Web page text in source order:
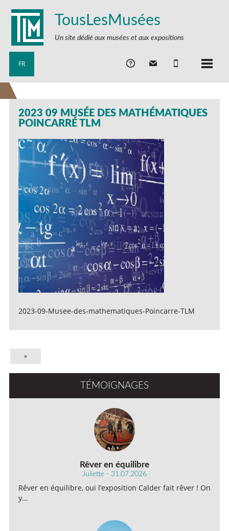
TousLesMusées
Un site dédié aux musées et aux expositions
FR
2023 09 MUSÉE DES MATHÉMATIQUES
POINCARRÉ TLM
2023-09-Musee-des-mathematiques-Poincarre-TLM
»
TÉMOIGNAGES
Rêver en équilibre
Juliette - 31.07.2026
Rêver en équilibre, oui l’exposition Calder fait rêver ! On
y…